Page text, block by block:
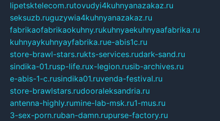
lipetsktelecom.rutovudyi4kuhnyanazakaz.ru
seksuzb.ruguzywia4kuhnyanazakaz.ru
fabrikaofabrikaokuhny.rukuhnyaekuhnyaafabrika.ru
kuhnyaykuhnyayfabrika.rue-abis1c.ru
store-brawl-stars.rukts-services.rudark-sand.ru
sindika-01.rusp-life.rux-legion.rusib-archives.ru
e-abis-1-c.rusindika01.ruvenda-festival.ru
store-brawlstars.rudooraleksandria.ru
antenna-highly.rumine-lab-msk.ru1-mus.ru
3-sex-porn.ruban-damn.rupurse-factory.ru